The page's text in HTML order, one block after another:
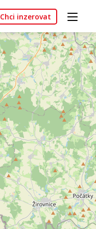
Chci inzerovat